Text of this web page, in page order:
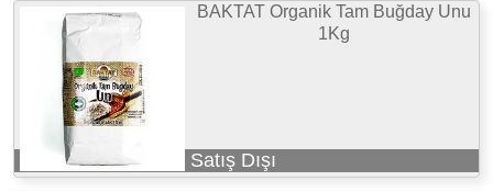
BAKTAT Organik Tam Buğday Unu
1Kg
Satış Dışı